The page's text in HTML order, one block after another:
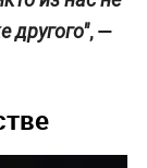
другого", —